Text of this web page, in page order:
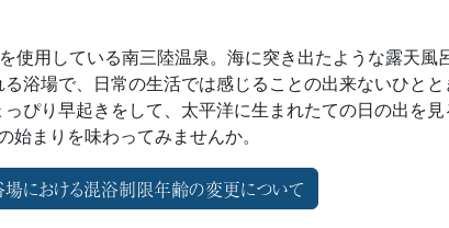
使用している南三陸温泉。海に突き出たような露天風
浴場で、日常の生活では感じることの出来ないひとと
ぴり早起きをして、太平洋に生まれたての日の出を見
始まりを味わってみませんか。
における混浴制限年齢の変更について